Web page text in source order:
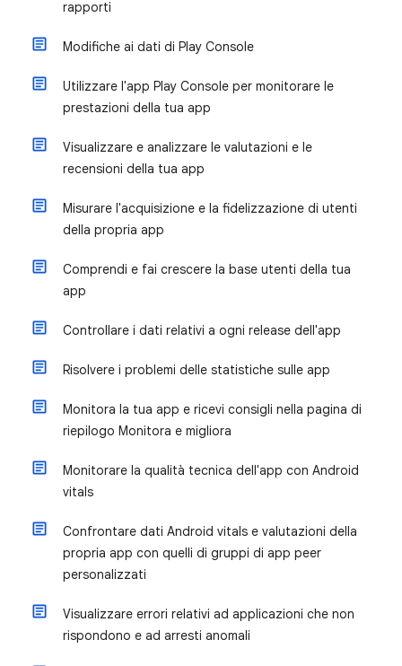
rapporti
Modifiche ai dati di Play Console
Utilizzare l'app Play Console per monitorare le
prestazioni della tua app
Visualizzare e analizzare le valutazioni e le
recensioni della tua app
Misurare l'acquisizione e la fidelizzazione di utenti
della propria app
Comprendi e fai crescere la base utenti della tua
app
Controllare i dati relativi a ogni release dell'app
Risolvere i problemi delle statistiche sulle app
Monitora la tua app e ricevi consigli nella pagina di
riepilogo Monitora e migliora
Monitorare la qualità tecnica dell'app con Android
vitals
Confrontare dati Android vitals e valutazioni della
propria app con quelli di gruppi di app peer
personalizzati
Visualizzare errori relativi ad applicazioni che non
rispondono e ad arresti anomali